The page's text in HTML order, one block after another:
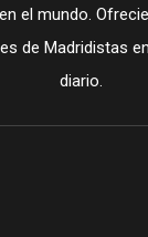
el mundo.
de Madridistas
diario.